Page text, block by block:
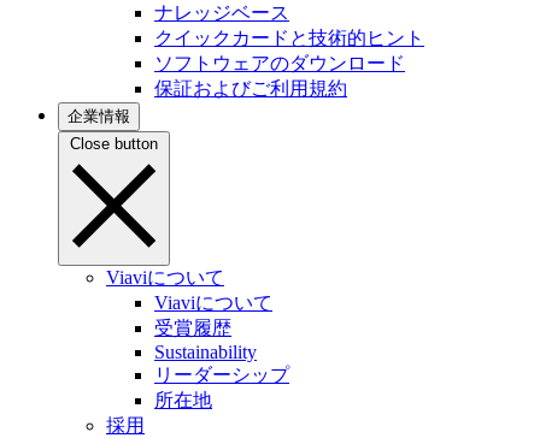
ナレッジベース
クイックカードと技術的ヒント
ソフトウェアのダウンロード
保証およびご利用規約
企業情報
Close button
Viaviについて
Viaviについて
受賞履歴
Sustainability
リーダーシップ
所在地
採用